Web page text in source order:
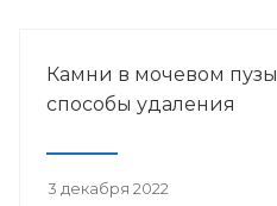
Камни в мочевом
способы удаления
3 декабря 2022